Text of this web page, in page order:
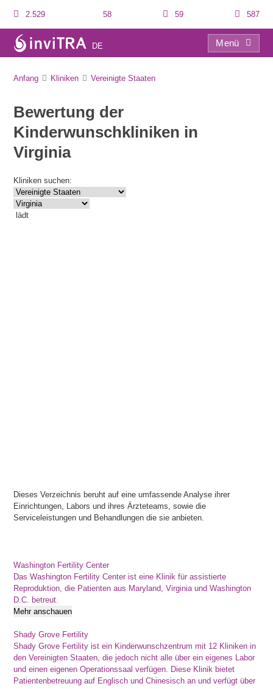
2.529 58 59 587
DE
Menü
Anfang Kliniken Vereinigte Staaten
Bewertung der
Kinderwunschkliniken in
Virginia
Kliniken suchen:
lädt
Dieses Verzeichnis beruht auf eine umfassende Analyse ihrer
Einrichtungen, Labors und ihres Ärzteteams, sowie die
Serviceleistungen und Behandlungen die sie anbieten.
Washington Fertility Center
Das Washington Fertility Center ist eine Klinik für assistierte
Reproduktion, die Patienten aus Maryland, Virginia und Washington
D.C. betreut.
Mehr anschauen
Shady Grove Fertility
Shady Grove Fertility ist ein Kinderwunschzentrum mit 12 Kliniken in
den Vereinigten Staaten, die jedoch nicht alle über ein eigenes Labor
und einen eigenen Operationssaal verfügen. Diese Klinik bietet
Patientenbetreuung auf Englisch und Chinesisch an und verfügt über